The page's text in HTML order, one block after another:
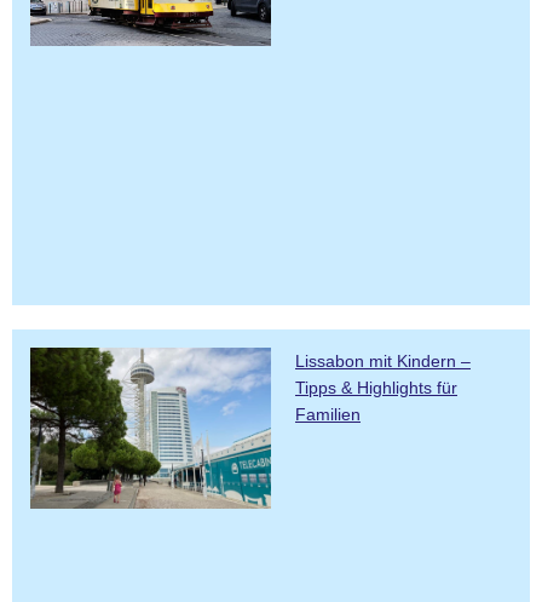
Lissabon mit Kindern –
Tipps & Highlights für
Familien